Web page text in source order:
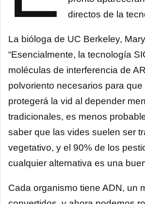
directos de la
La bióloga de UC Berkeley,
“Esencialmente, la tecnología
moléculas de interferencia de
polvoriento necesarios para
protegerá la vid al depender
tradicionales, es menos
saber que las vides suelen ser
vegetativo, y el 90% de los
cualquier alternativa es una
Cada organismo tiene ADN, un